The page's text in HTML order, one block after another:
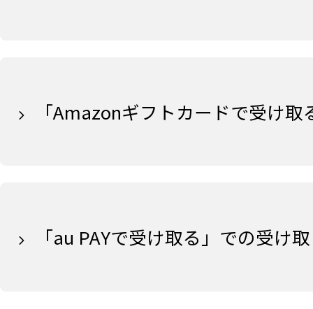
「Amazonギフトカードで受け
「au PAYで受け取る」での受け